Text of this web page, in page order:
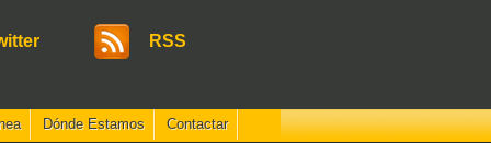
RSS
Dónde Estamos Contactar